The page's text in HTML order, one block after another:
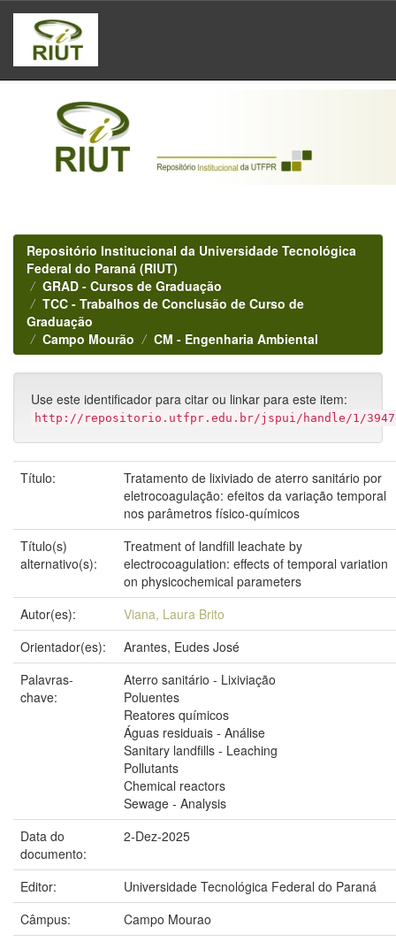
Skip
navigation
Repositório Institucional da Universidade Tecnológica
Federal do Paraná (RIUT)
GRAD - Cursos de Graduação
TCC - Trabalhos de Conclusão de Curso de
Graduação
Campo Mourão
CM - Engenharia Ambiental
Use este identificador para citar ou linkar para este item:
http://repositorio.utfpr.edu.br/jspui/handle/1/
Título:
Tratamento de lixiviado de aterro sanitário por
eletrocoagulação: efeitos da variação temporal
nos parâmetros físico-químicos
Título(s)
alternativo(s):
Treatment of landfill leachate by
electrocoagulation: effects of temporal variation
on physicochemical parameters
Autor(es):
Viana, Laura Brito
Orientador(es):
Arantes, Eudes José
Palavras-
chave:
Aterro sanitário - Lixiviação
Poluentes
Reatores químicos
Águas residuais - Análise
Sanitary landfills - Leaching
Pollutants
Chemical reactors
Sewage - Analysis
Data do
documento:
2-Dez-2025
Editor:
Universidade Tecnológica Federal do Paraná
Câmpus:
Campo Mourao